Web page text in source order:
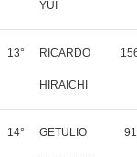
YUI
13° RICARDO
HIRAICHI
14° GETULIO